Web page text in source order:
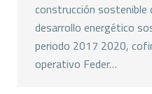
construcción sostenible
desarrollo energético
periodo 2017 2020,
operativo Feder…